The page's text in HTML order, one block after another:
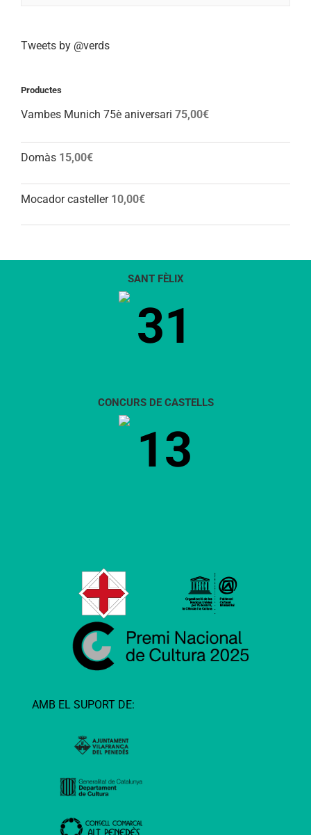
Tweets by @verds
Productes
Vambes Munich 75è aniversari 75,00€
Domàs 15,00€
Mocador casteller 10,00€
SANT FÈLIX
31
CONCURS DE CASTELLS
13
AMB EL SUPORT DE: